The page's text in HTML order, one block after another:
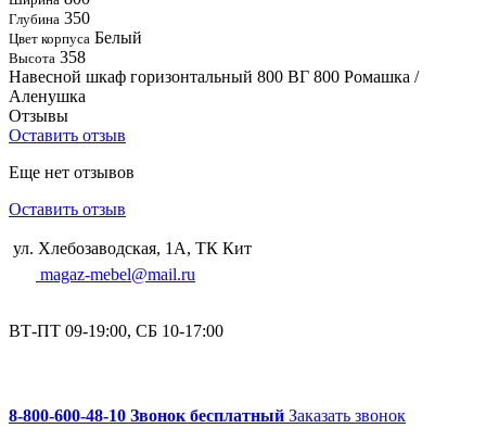
Глубина 350
Цвет корпуса Белый
Высота 358
Навесной шкаф горизонтальный 800 ВГ 800 Ромашка /
Аленушка
Отзывы
Оставить отзыв
Еще нет отзывов
Оставить отзыв
ул. Хлебозаводская, 1А, ТК Кит
magaz-mebel@mail.ru
ВТ-ПТ 09-19:00, СБ 10-17:00
8-800-600-48-10 Звонок бесплатный Заказать звонок